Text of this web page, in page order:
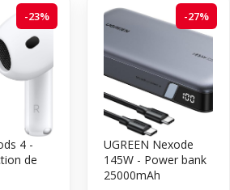
-23%
4 -
de
-27%
UGREEN Nexode
145W - Power bank
25000mAh